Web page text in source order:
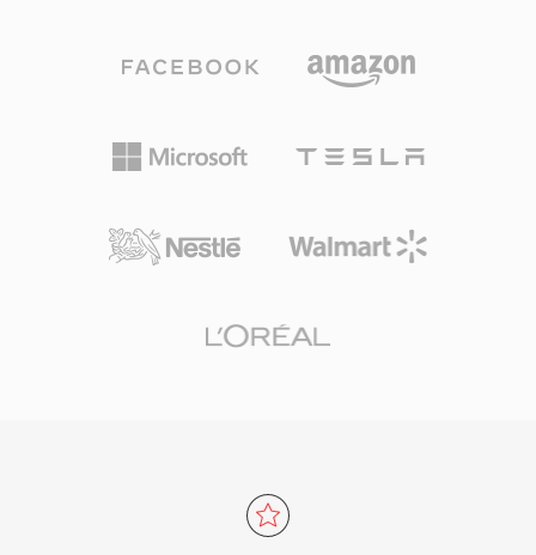
bắt buộc cho WebRTC, nên mọi trình duyệt hiện
đại đều tích hợp sẵn bộ giải mã Opus.
dụng Opus cho âm thanh thời gian thực.
sách dữ liệu cao hơn cho mỗi kênh, giữ lại các
Định dạng mã hóa âm thanh bằng ADPCM dải
con kết hợp với lượng tử hóa vector, tạo ra
mở rộng DTS-HD Master Audio bổ sung lớp
bao gồm khả năng tương thích phần cứng rộng
âm thanh vòm cho phương tiện vật lý hoặc
phát trực tuyến cao cấp, DTS cung cấp con